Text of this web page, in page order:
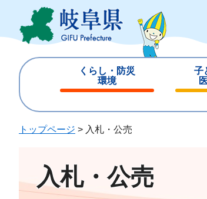
ジ
ュ
くらし・防災
環境
じ
子
じ
トップページ > 入札・公売
入札・公売